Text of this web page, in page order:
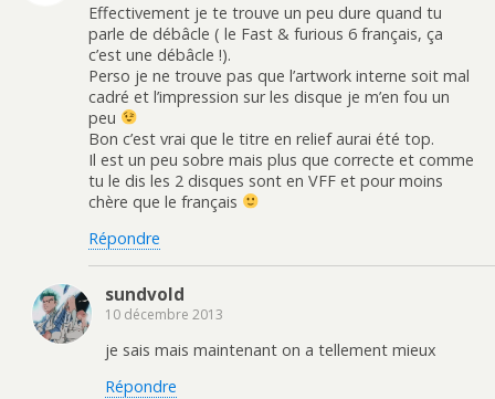
Effectivement je te trouve un peu dure quand tu
parle de débâcle ( le Fast & furious 6 français, ça
c’est une débâcle !).
Perso je ne trouve pas que l’artwork interne soit mal
cadré et l’impression sur les disque je m’en fou un
peu
Bon c’est vrai que le titre en relief aurai été top.
Il est un peu sobre mais plus que correcte et comme
tu le dis les 2 disques sont en VFF et pour moins
chère que le français
Répondre
sundvold
10 décembre 2013
je sais mais maintenant on a tellement mieux
Répondre